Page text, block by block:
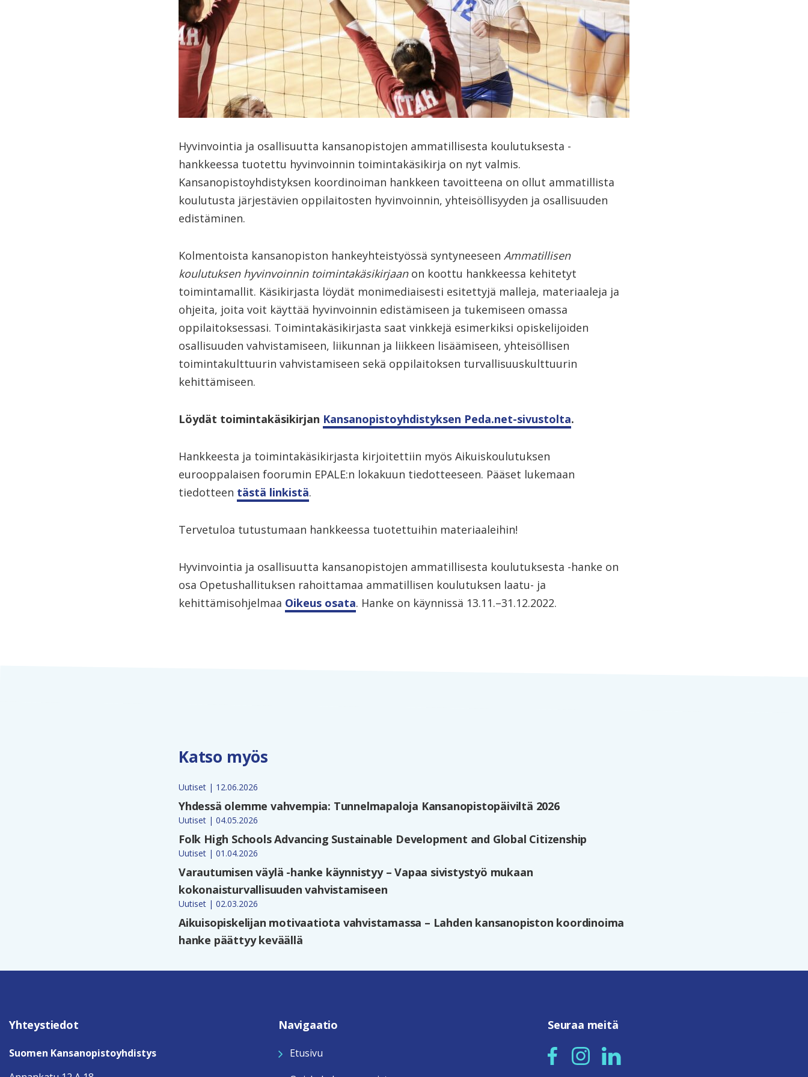
Hyvinvointia ja osallisuutta kansanopistojen ammatillisesta koulutuksesta -
hankkeessa tuotettu hyvinvoinnin toimintakäsikirja on nyt valmis.
Kansanopistoyhdistyksen koordinoiman hankkeen tavoitteena on ollut ammatillista
koulutusta järjestävien oppilaitosten hyvinvoinnin, yhteisöllisyyden ja osallisuuden
edistäminen.
Kolmentoista kansanopiston hankeyhteistyössä syntyneeseen Ammatillisen
koulutuksen hyvinvoinnin toimintakäsikirjaanon koottu hankkeessa kehitetyt
toimintamallit. Käsikirjasta löydät monimediaisesti esitettyjä malleja, materiaaleja ja
ohjeita, joita voit käyttää hyvinvoinnin edistämiseen ja tukemiseen omassa
oppilaitoksessasi. Toimintakäsikirjasta saat vinkkejä esimerkiksi opiskelijoiden
osallisuuden vahvistamiseen, liikunnan ja liikkeen lisäämiseen, yhteisöllisen
toimintakulttuurin vahvistamiseen sekä oppilaitoksen turvallisuuskulttuurin
kehittämiseen.
Löydät toimintakäsikirjan Kansanopistoyhdistyksen Peda.net-sivustolta.
Hankkeesta ja toimintakäsikirjasta kirjoitettiin myös Aikuiskoulutuksen
eurooppalaisen foorumin EPALE:n lokakuun tiedotteeseen. Pääset lukemaan
tiedotteen tästä linkistä.
Tervetuloa tutustumaan hankkeessa tuotettuihin materiaaleihin!
Hyvinvointia ja osallisuutta kansanopistojen ammatillisesta koulutuksesta -hanke on
osa Opetushallituksen rahoittamaa ammatillisen koulutuksen laatu- ja
kehittämisohjelmaa Oikeus osata. Hanke on käynnissä 13.11.–31.12.2022.
Katso myös
Uutiset | 12.06.2026
Yhdessä olemme vahvempia: Tunnelmapaloja Kansanopistopäiviltä 2026
Uutiset | 04.05.2026
Folk High Schools Advancing Sustainable Development and Global Citizenship
Uutiset | 01.04.2026
Varautumisen väylä -hanke käynnistyy – Vapaa sivistystyö mukaan
kokonaisturvallisuuden vahvistamiseen
Uutiset | 02.03.2026
Aikuisopiskelijan motivaatiota vahvistamassa – Lahden kansanopiston koordinoima
hanke päättyy keväällä
Yhteystiedot
Suomen Kansanopistoyhdistys
Navigaatio
Etusivu
Seuraa meitä